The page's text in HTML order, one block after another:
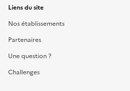
Liens du site
Nos établissements
Partenaires
Une question ?
Challenges